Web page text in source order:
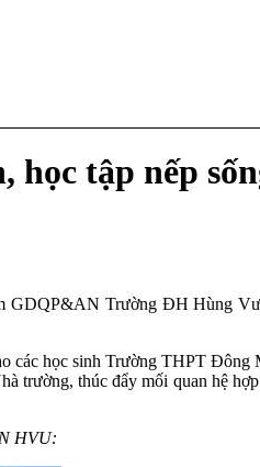
tập nếp
GDQP&AN Trường ĐH Hùng
các học sinh Trường THPT
trường, thúc đẩy mối quan hệ
HVU: